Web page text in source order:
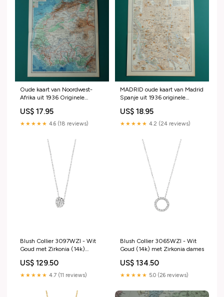
Oude kaart van Noordwest-
Afrika uit 1936 Originele
Sahara Goudkust Sahel Guinea
Marokko Europees Turkije
US$ 17.95
★★★★★ 4.6 (18 reviews)
MADRID oude kaart van Madrid
Spanje uit 1936 originele
oudheid
US$ 18.95
★★★★★ 4.2 (24 reviews)
Blush Collier 3097WZI - Wit
Goud met Zirkonia (14k)
US$ 129.50
★★★★★ 4.7 (11 reviews)
Blush Collier 3065WZI - Wit
Goud (14k) met Zirkonia dames
US$ 134.50
★★★★★ 5.0 (26 reviews)